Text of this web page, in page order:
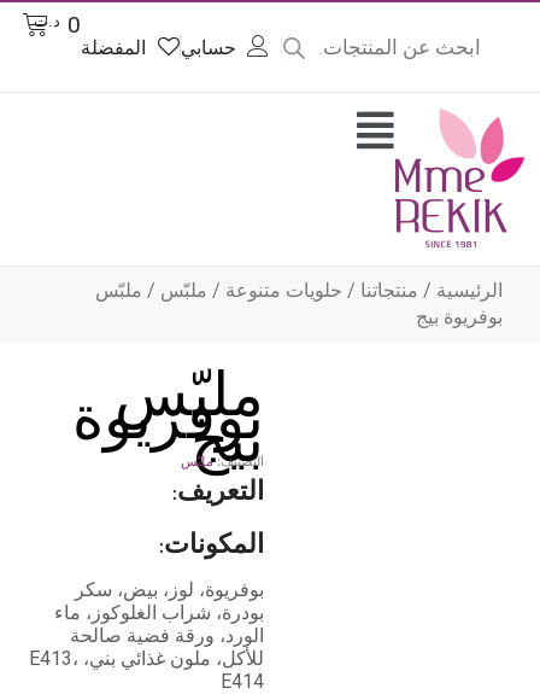
حسابي المفضلة
د.ت
Cart
Flyout
Menu
الرئيسية/منتجاتنا/حلويات متنوعة/ملبّس/ ملبّس
بوفريوة بيج
ملبّس
بوفريوة
بيجالتصنيف:ملبّس
التعريف:
المكونات:
بوفريوة، لوز، بيض، سكر
بودرة، شراب الغلوكوز، ماء
الورد، ورقة فضية صالحة
للأكل، ملون غذائي بني، E413،
E414